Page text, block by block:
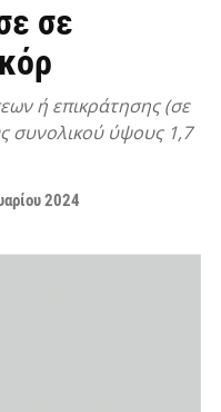
σε
ή επικράτησης (σε
συνολικού ύψους 1,7
2024